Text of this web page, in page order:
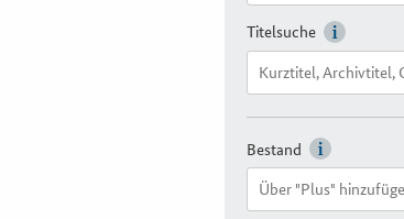
Titelsuche
Bestand